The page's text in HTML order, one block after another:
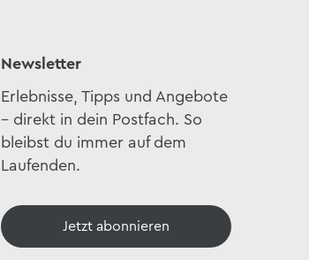
Newsletter
Erlebnisse, Tipps und Angebote
– direkt in dein Postfach. So
bleibst du immer auf dem
Laufenden.
Jetzt abonnieren